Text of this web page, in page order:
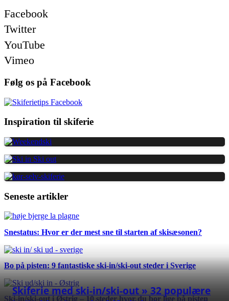
Facebook
Twitter
YouTube
Vimeo
Følg os på Facebook
Inspiration til skiferie
Skiferie med ski-in/ski-out » 32 populære
Seneste artikler
Snestatus: Hvor er der mest sne til starten af skisæsonen?
Bo på pisten: 9 fantastiske ski-in/ski-out steder i Sverige
Ski-in/ski-out i Østrig – 10 steder hvor du bor lige på pisten